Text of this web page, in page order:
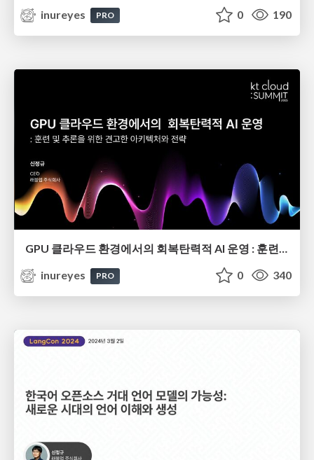
inureyes
PRO 0 190
GPU 클라우드 환경에서의 회복탄력적 AI 운영 : 훈련 및 추론을 위한 견고한 아키텍처와 전략
inureyes
PRO 0 340